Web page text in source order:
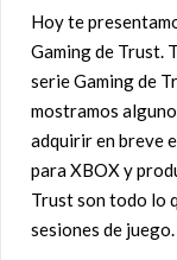
Hoy te
Gaming de Trust.
serie Gaming de
mostramos
adquirir en breve
para XBOX y
Trust son todo lo
sesiones de